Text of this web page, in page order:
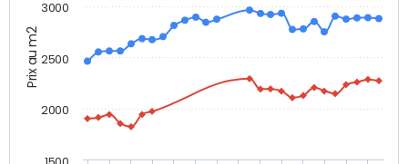
Prix au m2
2000
2500
3000
1500